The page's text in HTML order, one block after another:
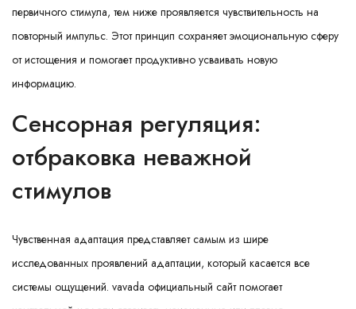
первичного стимула, тем ниже проявляется чувствительность на
повторный импульс. Этот принцип сохраняет эмоциональную сферу
от истощения и помогает продуктивно усваивать новую
информацию.
Сенсорная регуляция:
отбраковка неважной
стимулов
Чувственная адаптация представляет самым из шире
исследованных проявлений адаптации, который касается все
системы ощущений. vavada официальный сайт помогает